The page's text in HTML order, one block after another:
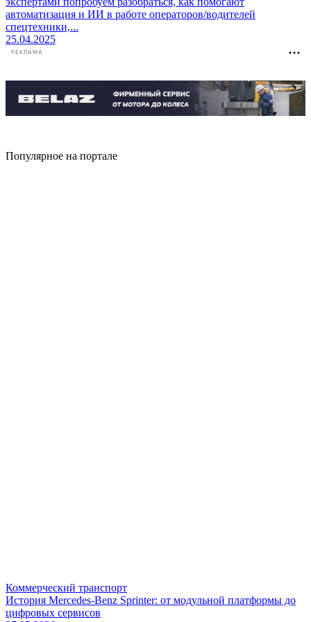
автоматизация и ИИ в работе операторов/водителей
спецтехники,...
25.04.2025
РЕКЛАМА
Популярное на портале
Коммерческий транспорт
История Mercedes-Benz Sprinter: от модульной платформы до
цифровых сервисов